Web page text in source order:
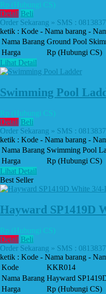
Rp (Hubungi CS)
Detail Beli
Order Sekarang » SMS :
ketik : Kode - Nama barang -
Nama Barang Ground Pool
Harga
Rp (Hubungi CS)
Lihat Detail
Swimming Pool
Rp (Hubungi CS)
Detail Beli
Order Sekarang » SMS :
ketik : Kode - Nama barang -
Nama Barang Swimming Pool
Harga
Rp (Hubungi CS)
Lihat Detail
Best Seller
Hayward SP1419D
Rp (Hubungi CS)
Detail Beli
Order Sekarang » SMS :
ketik : Kode - Nama barang -
Kode
KKR014
Nama Barang Hayward
Harga
Rp (Hubungi CS)